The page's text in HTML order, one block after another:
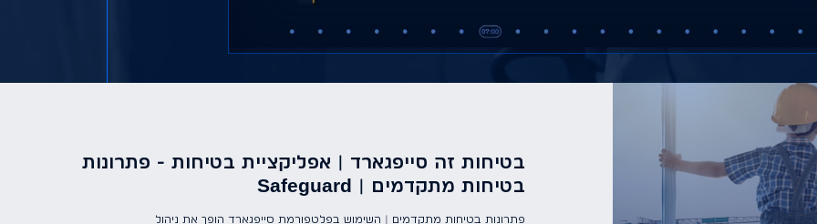
בטיחות זה סייפגארד | אפליקציית בטיחות - פתרונות
בטיחות מתקדמים | Safeguard
פתרונות בטיחות מתקדמים | השימוש בפלטפורמת סייפגארד הופך את ניהול